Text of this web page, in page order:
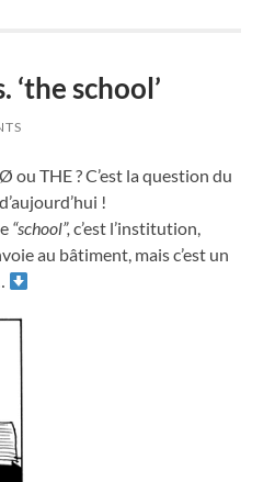
‘the school’
Ø ou THE ? C’est la question du
d’aujourd’hui !
“school”, c’est l’institution,
au bâtiment, mais c’est un